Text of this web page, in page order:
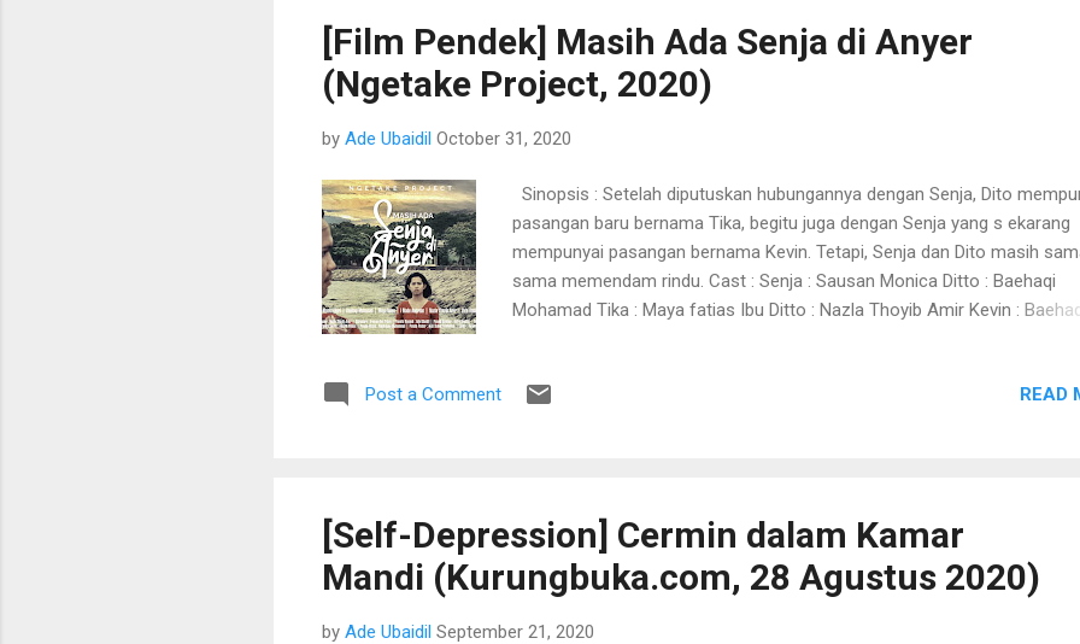
mendapati rekomendasi film The Queen's Gambit ini di Netflix. Kenangan-
kenangan masa lalu seketika bermunculan. Saya berasa nostalgia saat
menyaksikannya. Namun, saya bukan hanya terkagum-kagum k...
[Film Pendek] Masih Ada Senja di Anyer
(Ngetake Project, 2020)
by Ade Ubaidil October 31, 2020
Sinopsis : Setelah diputuskan hubungannya dengan Senja, Dito
pasangan baru bernama Tika, begitu juga dengan Senja yang s ekarang
mempunyai pasangan bernama Kevin. Tetapi, Senja dan Dito masih
sama memendam rindu. Cast : Senja : Sausan Monica Ditto : Baehaqi
Mohamad Tika : Maya fatias Ibu Ditto : Nazla Thoyib Amir Kevin :
Fatias Assistant Director 1 : Ade Ubaidil DOP : Indra Septian Boom
Petualangan Sherina 2 bakal digarap sekaligus versi animasinya akan
tahun depan. Kabar yang menyenangkan!! Hari ini, saya juga akan
mengumumkan bahwa film pendek terbaru dari kami (yang saya terliba...
Post a Comment READ
[Self-Depression] Cermin dalam Kamar
Mandi (Kurungbuka.com, 28 Agustus 2020)
by Ade Ubaidil September 21, 2020